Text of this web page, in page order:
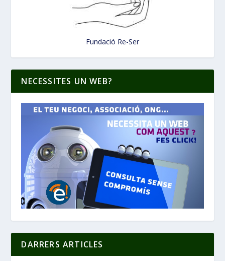
Fundació Re-Ser
NECESSITES UN WEB?
DARRERS ARTICLES